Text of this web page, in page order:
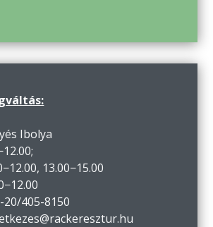
Ibolya
13.00−15.00
405-8150